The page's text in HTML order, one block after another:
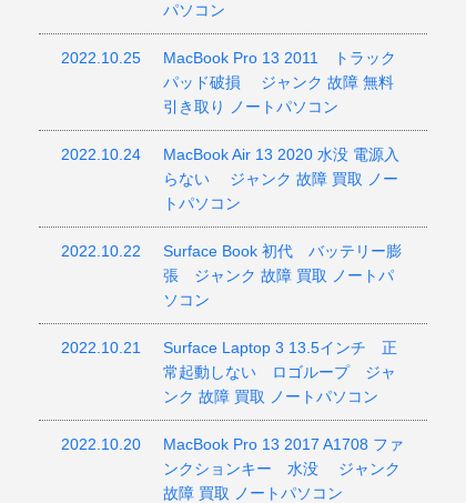
パソコン
2022.10.25
MacBook Pro 13 2011 トラック
パッド破損 ジャンク 故障 無料
引き取り ノートパソコン
2022.10.24
MacBook Air 13 2020 水没 電源入
らない ジャンク 故障 買取 ノー
トパソコン
2022.10.22
Surface Book 初代 バッテリー膨
張 ジャンク 故障 買取 ノートパ
ソコン
2022.10.21
Surface Laptop 3 13.5インチ 正
常起動しない ロゴループ ジャ
ンク 故障 買取 ノートパソコン
2022.10.20
MacBook Pro 13 2017 A1708 ファ
ンクションキー 水没 ジャンク
故障 買取 ノートパソコン